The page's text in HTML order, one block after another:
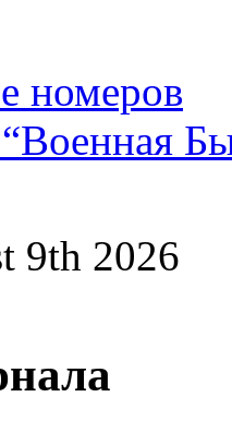
номеров
9th 2026